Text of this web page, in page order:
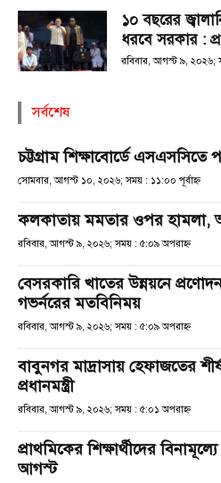
১০ বছরের
ধরবে সরকার :
রবিবার, আগস্ট ৯, ২০২৬;
সর্বশেষ
চট্টগ্রাম শিক্ষাবোর্ডে
সোমবার, আগস্ট ১০, ২০২৬; সময় : ১১:০০ পূর্বাহ্ণ
কলকাতায় মমতার ওপর হামলা,
রবিবার, আগস্ট ৯, ২০২৬; সময় : ৫:০৯ অপরাহ্ণ
বেসরকারি খাতের উন্নয়নে
গভর্নরের মতবিনিময়
রবিবার, আগস্ট ৯, ২০২৬; সময় : ৫:০৯ অপরাহ্ণ
বাবুনগর মাদ্রাসায় হেফাজতের
প্রধানমন্ত্রী
রবিবার, আগস্ট ৯, ২০২৬; সময় : ৫:০১ অপরাহ্ণ
প্রাথমিকের শিক্ষার্থীদের
আগস্ট